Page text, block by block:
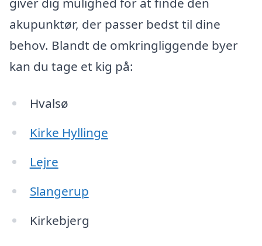
akupunktør, der passer bedst til dine
behov. Blandt de omkringliggende byer
kan du tage et kig på:
Hvalsø
Kirke Hyllinge
Lejre
Slangerup
Kirkebjerg